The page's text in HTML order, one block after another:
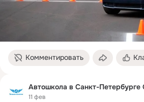
Комментировать
Автошкола в Санкт-Петербурге
11 фев